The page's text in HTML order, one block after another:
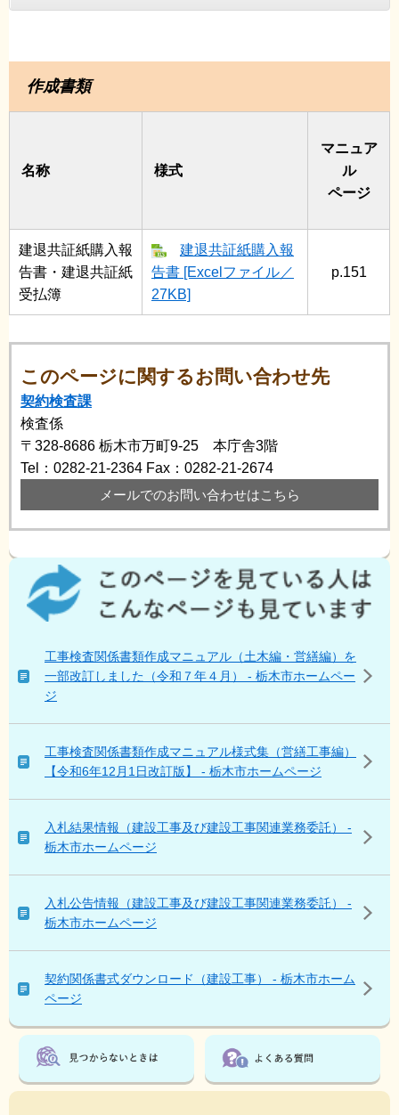
作成書類
名称 様式
マニュア
ル
ページ
建退共証紙購入報
告書・建退共証紙
受払簿
建退共証紙購入報
告書 [Excelファイル／
27KB]
p.151
このページに関するお問い合わせ先
契約検査課
検査係
〒328-8686 栃木市万町9-25 本庁舎3階
Tel：0282-21-2364 Fax：0282-21-2674
メールでのお問い合わせはこちら
こ
ペ
を
見
い
人
こ
な
ー
も
て
い
ま
す
工事検査関係書類作成マニュアル（土木編・営繕編）を
一部改訂しました（令和７年４月） - 栃木市ホームペー
ジ
工事検査関係書類作成マニュアル様式集（営繕工事編）
【令和6年12月1日改訂版】 - 栃木市ホームページ
入札結果情報（建設工事及び建設工事関連業務委託） -
栃木市ホームページ
入札公告情報（建設工事及び建設工事関連業務委託） -
栃木市ホームページ
契約関係書式ダウンロード（建設工事） - 栃木市ホーム
ページ